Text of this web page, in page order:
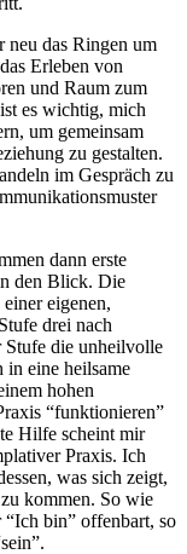
neu das Ringen um
Erleben von
und Raum zum
es wichtig, mich
um gemeinsam
zu gestalten.
im Gespräch zu
dann erste
den Blick. Die
eigenen,
drei nach
Stufe die unheilvolle
in eine heilsame
hohen
“funktionieren”
Hilfe scheint mir
Praxis. Ich
was sich zeigt,
kommen. So wie
bin” offenbart, so